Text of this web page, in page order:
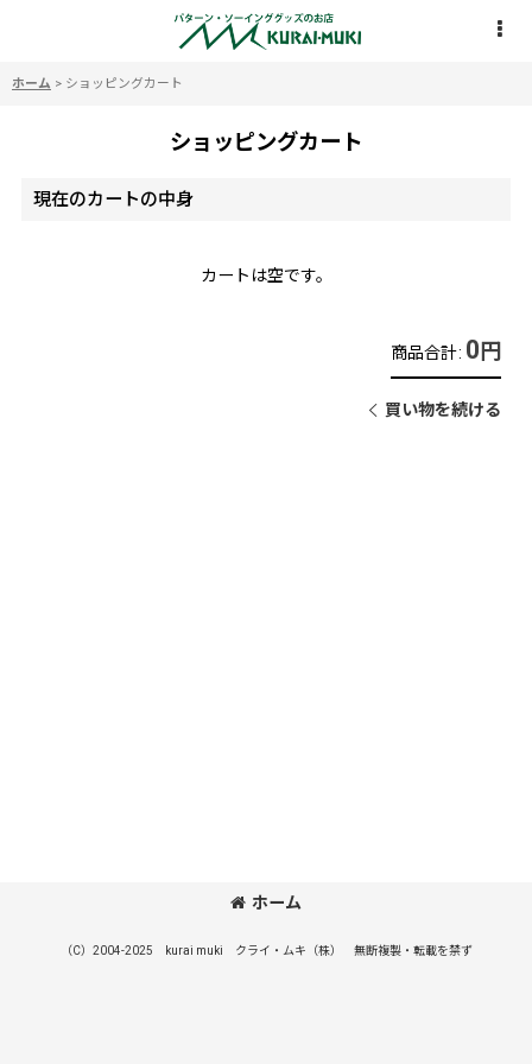
ホーム > ショッピングカート
ショッピングカート
現在のカートの中身
カートは空です。
商品合計: 0 円
買い物を続ける
ホーム
（C）2004-2025 kurai muki クライ・ムキ（株） 無断複製・転載を禁ず